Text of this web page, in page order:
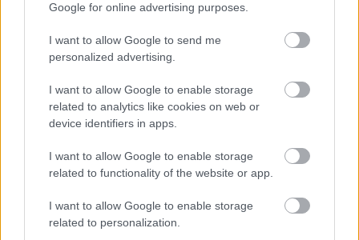
Google for online advertising purposes.
I want to allow Google to send me
personalized advertising.
I want to allow Google to enable storage
related to analytics like cookies on web or
device identifiers in apps.
I want to allow Google to enable storage
related to functionality of the website or app.
I want to allow Google to enable storage
related to personalization.
M1 bővítés: már zajlik a teljesen új Bicske Kelet
csomópont építése